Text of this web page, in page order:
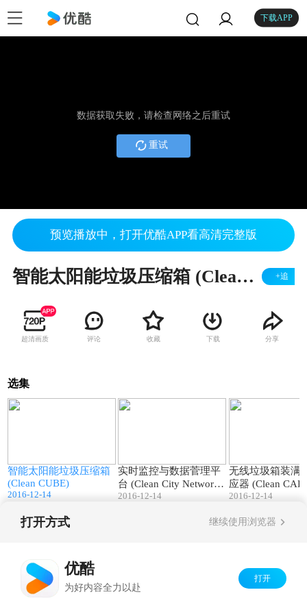
下载APP
数据获取失败，请检查网络之后重试
重试
预览播放中，打开优酷APP看高清完整版
智能太阳能垃圾压缩箱 (Clean CUBE) +追
超清画质 评论 收藏 下载 分享
选集
智能太阳能垃圾压缩箱
(Clean CUBE)
2016-12-14
实时监控与数据菅理平
台 (Clean City Network
s)
2016-12-14
无线垃圾箱装满
应器 (Clean CAP)
2016-12-14
打开方式 继续使用浏览器
优酷
为好内容全力以赴
打开